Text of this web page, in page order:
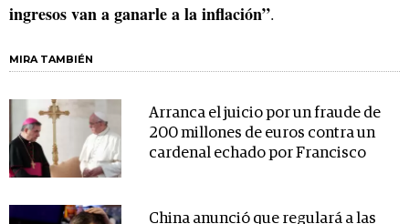
ingresos van a ganarle a la inflación”.
MIRA TAMBIÉN
Arranca el juicio por un fraude de
200 millones de euros contra un
cardenal echado por Francisco
China anunció que regulará a las